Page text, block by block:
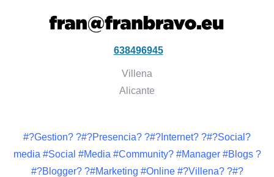
638496945
Villena
Alicante
#?Gestion? ?#?Presencia? ?#?Internet? ?#?Social?
media #Social #Media #Community? #Manager #Blogs ?
#?Blogger? ?#Marketing #Online #?Villena? ?#?